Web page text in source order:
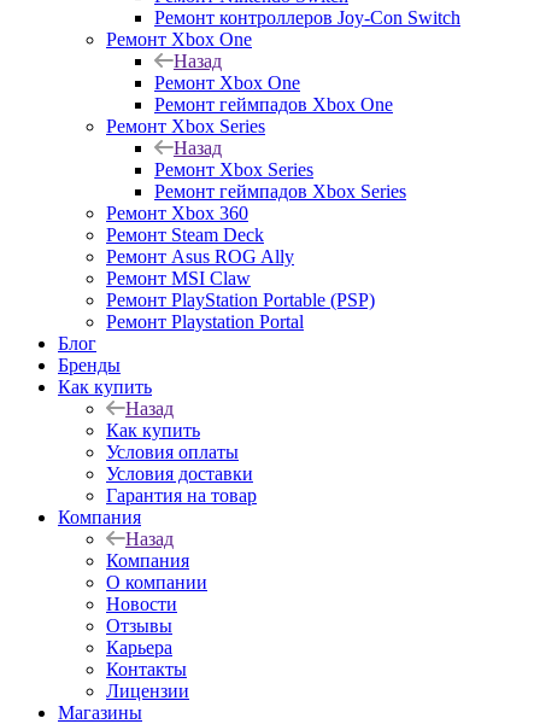
Ремонт контроллеров Joy-Con Switch
Ремонт Xbox One
Назад
Ремонт Xbox One
Ремонт геймпадов Xbox One
Ремонт Xbox Series
Назад
Ремонт Xbox Series
Ремонт геймпадов Xbox Series
Ремонт Xbox 360
Ремонт Steam Deck
Ремонт Asus ROG Ally
Ремонт MSI Claw
Ремонт PlayStation Portable (PSP)
Ремонт Playstation Portal
Блог
Бренды
Как купить
Назад
Как купить
Условия оплаты
Условия доставки
Гарантия на товар
Компания
Назад
Компания
О компании
Новости
Отзывы
Карьера
Контакты
Лицензии
Магазины